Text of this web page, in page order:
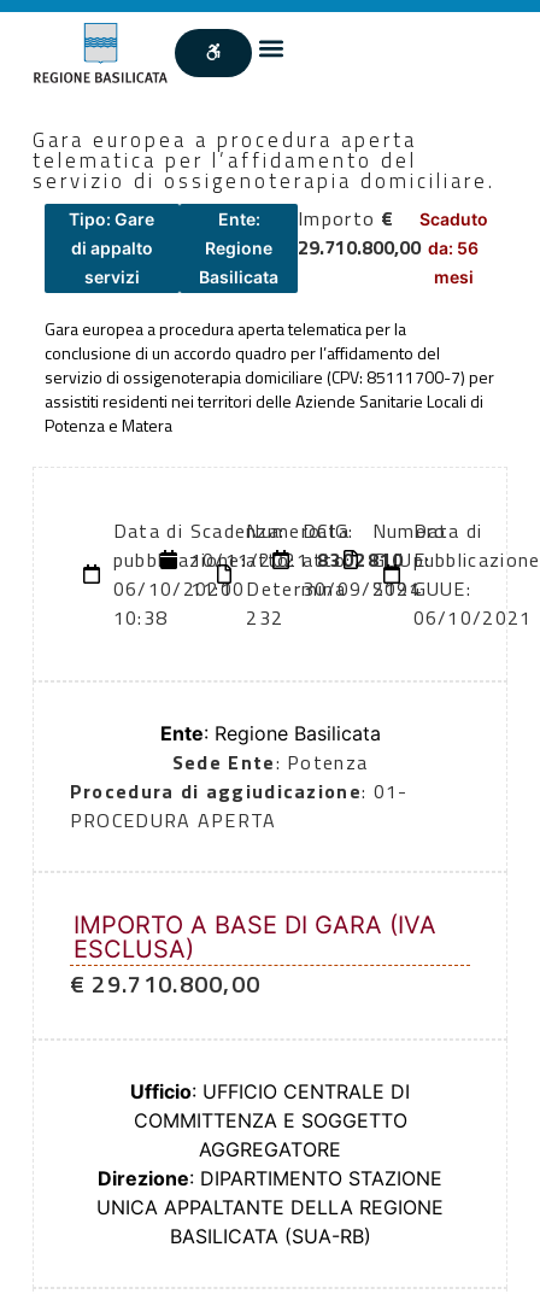
Gara europea a procedura aperta
telematica per l’affidamento del
servizio di ossigenoterapia domiciliare.
Tipo: Gare
di appalto
servizi
Ente:
Regione
Basilicata
Importo €
29.710.800,00
Scaduto
da: 56
mesi
Gara europea a procedura aperta telematica per la
conclusione di un accordo quadro per l’affidamento del
servizio di ossigenoterapia domiciliare (CPV: 85111700-7) per
assistiti residenti nei territori delle Aziende Sanitarie Locali di
Potenza e Matera
Data di
pubblicazione:
06/10/2021
10:38
Scadenza:
10/11/2021
11:00
Numero
atto:
Determina
232
Data
atto:
30/09/2021
CIG:
8302810
Numero
GUUE:
S194
Data di
pubblicazione
GUUE:
06/10/2021
Ente: Regione Basilicata
Sede Ente: Potenza
Procedura di aggiudicazione: 01-
PROCEDURA APERTA
IMPORTO A BASE DI GARA (IVA
ESCLUSA)
€ 29.710.800,00
Ufficio: UFFICIO CENTRALE DI
COMMITTENZA E SOGGETTO
AGGREGATORE
Direzione: DIPARTIMENTO STAZIONE
UNICA APPALTANTE DELLA REGIONE
BASILICATA (SUA-RB)